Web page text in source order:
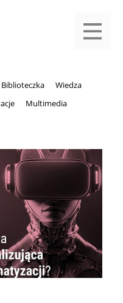
Biblioteczka
Wiedza
Multimedia